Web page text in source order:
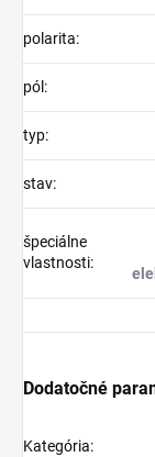
polarita:
pól :
typ:
stav:
špeciálne
vlastnosti:
Dodatočné
Kategória: